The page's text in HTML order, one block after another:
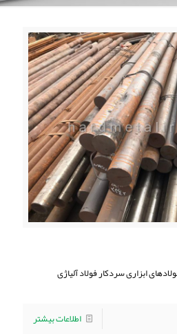
ابزاری سردکار فولاد آلیاژی
اطلاعات بیشتر